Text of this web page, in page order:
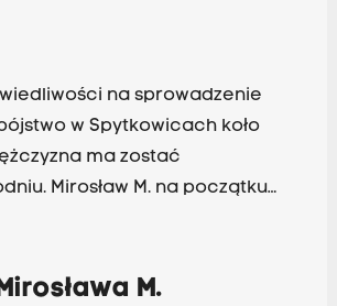
na sprowadzenie
w Spytkowicach koło
ma zostać
Mirosław M. na początku
M.